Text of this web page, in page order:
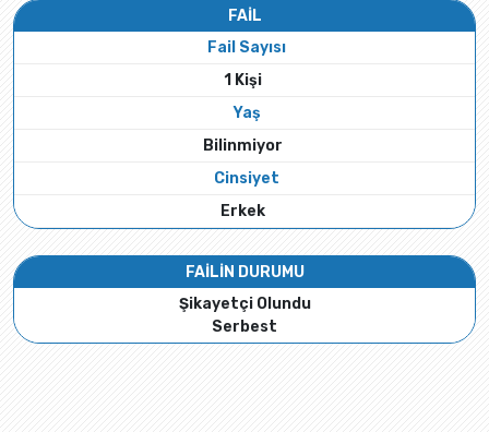
FAİL
Fail Sayısı
1 Kişi
Yaş
Bilinmiyor
Cinsiyet
Erkek
FAİLİN DURUMU
Şikayetçi Olundu
Serbest